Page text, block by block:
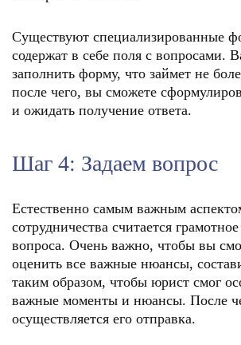
Существуют специализированные
содержат в себе поля с вопросами.
заполнить форму, что займет не
после чего, вы сможете
и ожидать получение ответа.
Шаг 4: Задаем вопрос
Естественно самым важным
сотрудничества считается
вопроса. Очень важно, чтобы вы
оценить все важные нюансы,
таким образом, чтобы юрист смог
важные моменты и нюансы. После
осуществляется его отправка.